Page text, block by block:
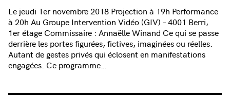
Le jeudi 1er novembre 2018 Projection à 19h Performance
à 20h Au Groupe Intervention Vidéo (GIV) – 4001 Berri,
1er étage Commissaire : Annaëlle Winand Ce qui se passe
derrière les portes figurées, fictives, imaginées ou réelles.
Autant de gestes privés qui éclosent en manifestations
engagées. Ce programme…